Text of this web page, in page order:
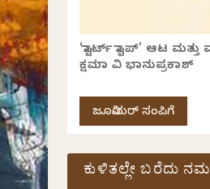
‘ಸ್ಟಾರ್ಟ್ ಸ್ಟಾಪ್’ ಆಟ
ಕ್ಷಮಾ ವಿ ಭಾನುಪ್ರಕಾಶ್
ಜೂನಿಯರ್ ಸಂಪಿಗೆ
ಕುಳಿತಲ್ಲೇ ಬರೆದು